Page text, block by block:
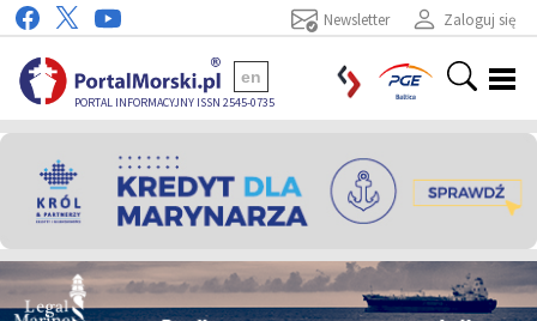
Zaloguj się
Newsletter
PORTAL INFORMACYJNY ISSN 2545-0735
en